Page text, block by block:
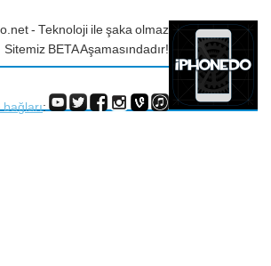
- Teknoloji ile şaka olmaz
Sitemiz BETA Aşamasındadır!
: